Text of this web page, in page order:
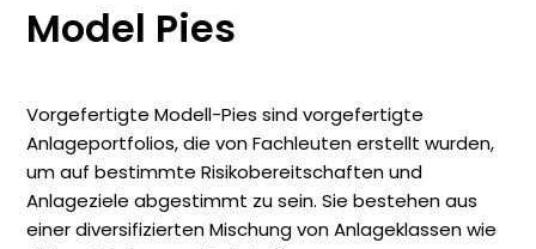
Model Pies
Vorgefertigte Modell-Pies sind vorgefertigte
Anlageportfolios, die von Fachleuten erstellt wurden,
um auf bestimmte Risikobereitschaften und
Anlageziele abgestimmt zu sein. Sie bestehen aus
einer diversifizierten Mischung von Anlageklassen wie